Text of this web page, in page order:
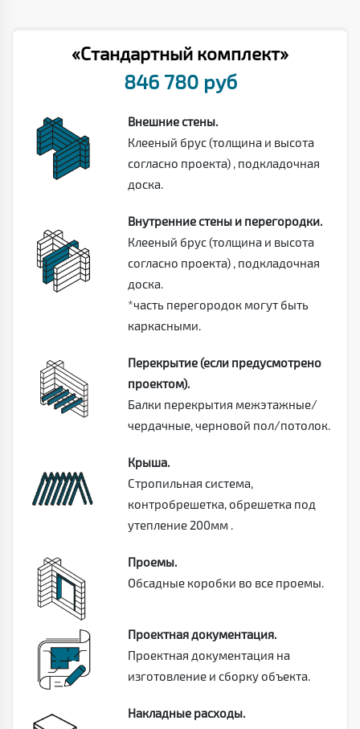
«Стандартный комплект»
846 780 руб
Внешние стены.
Клееный брус (толщина и высота
согласно проекта) , подкладочная
доска.
Внутренние стены и перегородки.
Клееный брус (толщина и высота
согласно проекта) , подкладочная
доска.
*часть перегородок могут быть
каркасными.
Перекрытие (если предусмотрено
проектом).
Балки перекрытия межэтажные/
чердачные, черновой пол/потолок.
Крыша.
Стропильная система,
контробрешетка, обрешетка под
утепление 200мм .
Проемы.
Обсадные коробки во все проемы.
Проектная документация.
Проектная документация на
изготовление и сборку объекта.
Накладные расходы.